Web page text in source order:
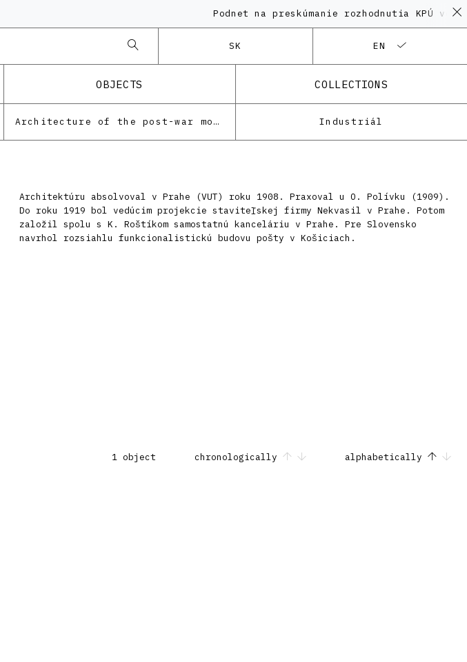
Podnet na preskúmanie rozhodnutia KPÚ vo
SK EN
OBJECTS COLLECTIONS
Architecture of the post-war modernism Industriál
Architektúru absolvoval v Prahe (VUT) roku 1908. Praxoval u O. Polívku (1909).
Do roku 1919 bol vedúcim projekcie staviteľskej firmy Nekvasil v Prahe. Potom
založil spolu s K. Roštíkom samostatnú kanceláriu v Prahe. Pre Slovensko
navrhol rozsiahlu funkcionalistickú budovu pošty v Košiciach.
1 object chronologically alphabetically